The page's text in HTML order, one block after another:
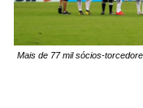
Mais de 77 mil sócios-